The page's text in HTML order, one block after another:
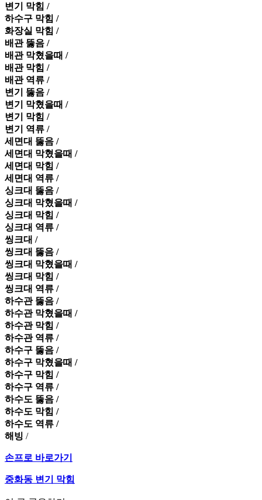
변기 막힘 /
하수구 막힘 /
화장실 막힘 /
배관 뚫음 /
배관 막혔을때 /
배관 막힘 /
배관 역류 /
변기 뚫음 /
변기 막혔을때 /
변기 막힘 /
변기 역류 /
세면대 뚫음 /
세면대 막혔을때 /
세면대 막힘 /
세면대 역류 /
싱크대 뚫음 /
싱크대 막혔을때 /
싱크대 막힘 /
싱크대 역류 /
씽크대 /
씽크대 뚫음 /
씽크대 막혔을때 /
씽크대 막힘 /
씽크대 역류 /
하수관 뚫음 /
하수관 막혔을때 /
하수관 막힘 /
하수관 역류 /
하수구 뚫음 /
하수구 막혔을때 /
하수구 막힘 /
하수구 역류 /
하수도 뚫음 /
하수도 막힘 /
하수도 역류 /
해빙 /
손프로 바로가기
중화동 변기 막힘